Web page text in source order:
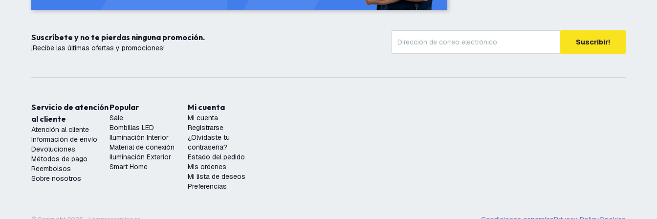
Suscríbete y no te pierdas ninguna promoción.
¡Recibe las últimas ofertas y promociones!
Suscribir!
Servicio de atención
al cliente
Atención al cliente
Información de envío
Devoluciones
Métodos de pago
Reembolsos
Sobre nosotros
Popular
Sale
Bombillas LED
Iluminación Interior
Material de conexión
Iluminación Exterior
Smart Home
Mi cuenta
Mi cuenta
Registrarse
¿Olvidaste tu
contraseña?
Estado del pedido
Mis ordenes
Mi lista de deseos
Preferencias